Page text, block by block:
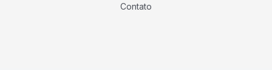
Contato